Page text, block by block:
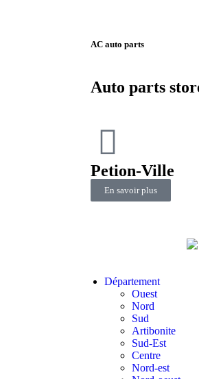
AC auto parts
Auto parts
Petion-Ville
En savoir plus
Département
Ouest
Nord
Sud
Artibonite
Sud-Est
Centre
Nord-est